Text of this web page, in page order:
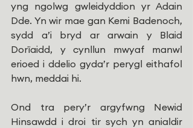
yng ngolwg gwleidyddion yr Adain
Dde. Yn wir mae gan Kemi Badenoch,
sydd a’i bryd ar arwain y Blaid
Dorïaidd, y cynllun mwyaf manwl
erioed i ddelio gyda’r perygl eithafol
hwn, meddai hi.
Ond tra pery’r argyfwng Newid
Hinsawdd i droi tir sych yn anialdir